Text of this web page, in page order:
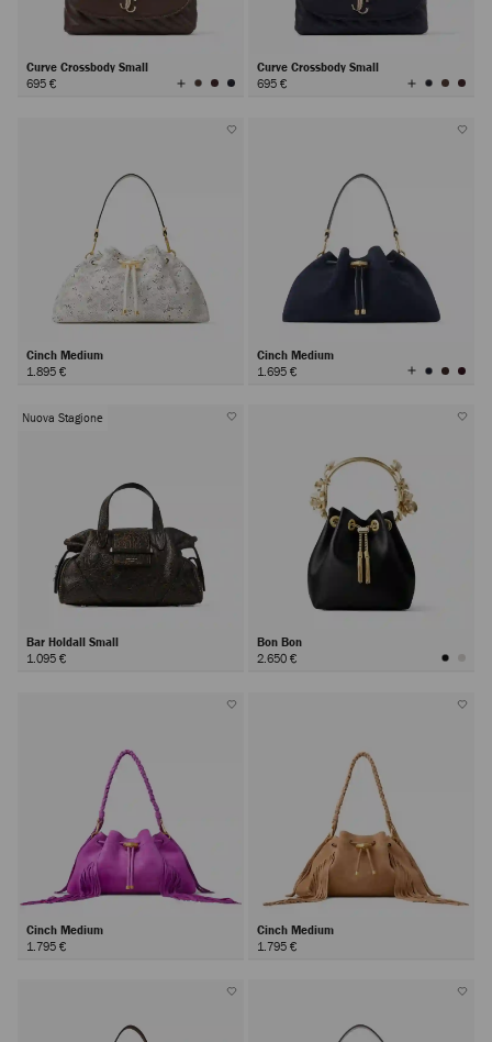
Curve Crossbody Small
695 €
Visualizza
tutti
Curve Crossbody Small
695 €
Visualizza
tutti
Cinch Medium
1.895 €
Cinch Medium
1.695 €
Visualizza
tutti
Nuova Stagione
Bar Holdall Small
1.095 €
Bon Bon
2.650 €
Cinch Medium
1.795 €
Cinch Medium
1.795 €